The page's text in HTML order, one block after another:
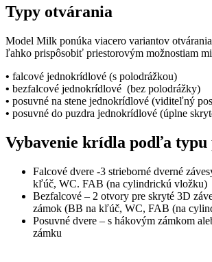
Typy otvárania
Model Milk ponúka viacero variantov
ľahko prispôsobiť priestorovým možnostiam
• falcové jednokrídlové (s polodrážkou)
• bezfalcové jednokrídlové (bez polodrážky)
• posuvné na stene jednokrídlové (viditeľný
• posuvné do puzdra jednokrídlové (úplne
Vybavenie krídla podľa typu
Falcové dvere -3 strieborné dverné
kľúč, WC. FAB (na cylindrickú vložku)
Bezfalcové – 2 otvory pre skryté 3D
zámok (BB na kľúč, WC, FAB (na
Posuvné dvere – s hákovým zámkom
zámku